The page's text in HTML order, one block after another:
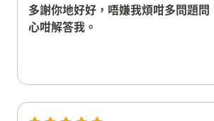
多謝你地好好，唔嫌我煩咁多問題
心咁解答我。